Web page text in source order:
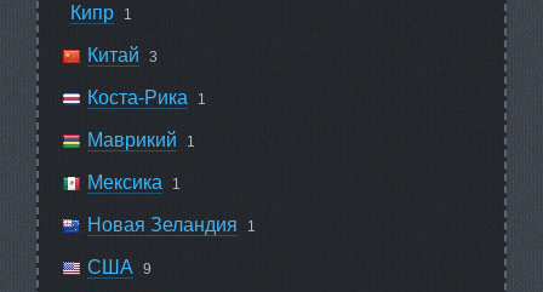
Кипр 1
Китай 3
Коста-Рика 1
Маврикий 1
Мексика 1
Новая Зеландия 1
США 9